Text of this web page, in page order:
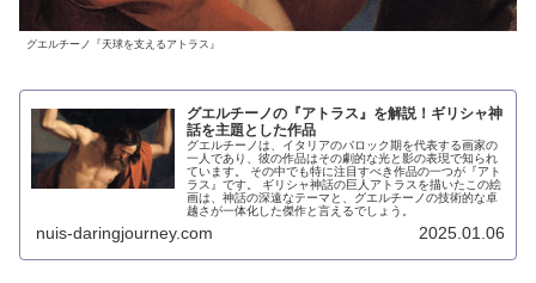
グエルチーノ『天球を支えるアトラス』
グエルチーノの『アトラス』を解説！ギリシャ神
話を主題とした作品
グエルチーノは、イタリアのバロック期を代表する画家の
一人であり、彼の作品はその劇的な光と影の表現で知られ
ています。 その中でも特に注目すべき作品の一つが『アト
ラス』です。 ギリシャ神話の巨人アトラスを描いたこの絵
画は、神話の深遠なテーマと、グエルチーノの技術的な卓
越さが一体化した傑作と言えるでしょう。
nuis-daringjourney.com 2025.01.06